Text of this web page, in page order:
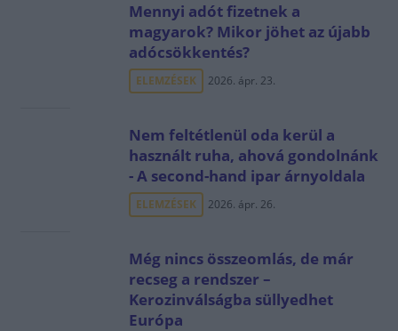
Mennyi adót fizetnek a
magyarok? Mikor jöhet az újabb
adócsökkentés?
ELEMZÉSEK 2026. ápr. 23.
Nem feltétlenül oda kerül a
használt ruha, ahová gondolnánk
- A second-hand ipar árnyoldala
ELEMZÉSEK 2026. ápr. 26.
Még nincs összeomlás, de már
recseg a rendszer –
Kerozinválságba süllyedhet
Európa